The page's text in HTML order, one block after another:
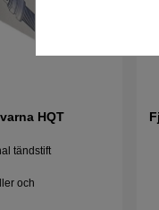
HQT
tändstift
och